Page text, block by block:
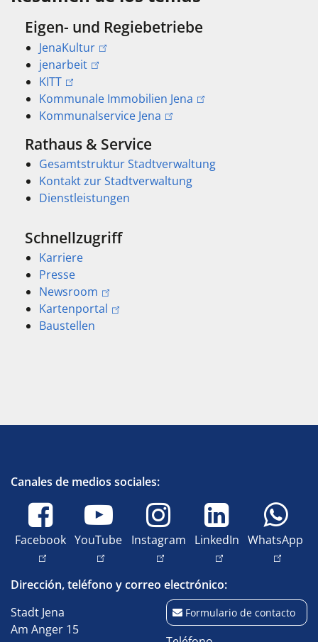
Eigen- und Regiebetriebe
JenaKultur
jenarbeit
KITT
Kommunale Immobilien Jena
Kommunalservice Jena
Rathaus & Service
Gesamtstruktur Stadtverwaltung
Kontakt zur Stadtverwaltung
Dienstleistungen
Schnellzugriff
Karriere
Presse
Newsroom
Kartenportal
Baustellen
Canales de medios sociales:
Facebook YouTube Instagram LinkedIn WhatsApp
Dirección, teléfono y correo electrónico:
Stadt Jena
Am Anger 15
Formulario de contacto